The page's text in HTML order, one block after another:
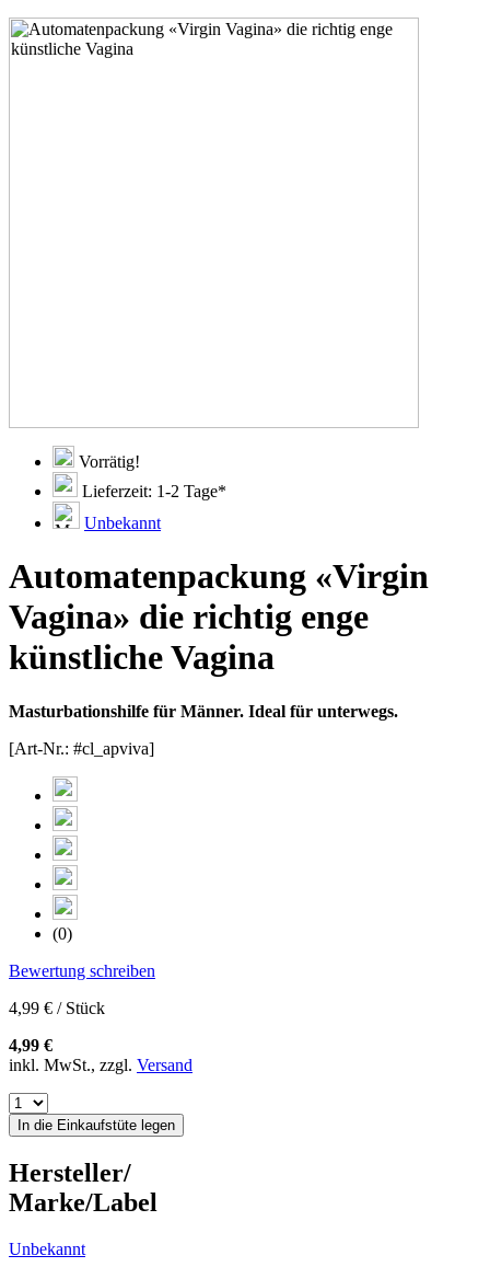
Vorrätig!
Lieferzeit: 1-2 Tage*
Unbekannt
Automatenpackung «Virgin
Vagina» die richtig enge
künstliche Vagina
Masturbationshilfe für Männer. Ideal für unterwegs.
[Art-Nr.: #cl_apviva]
(0)
Bewertung schreiben
4,99 € / Stück
4,99 €
inkl. MwSt., zzgl. Versand
In die Einkaufstüte legen
Hersteller/
Marke/Label
Unbekannt